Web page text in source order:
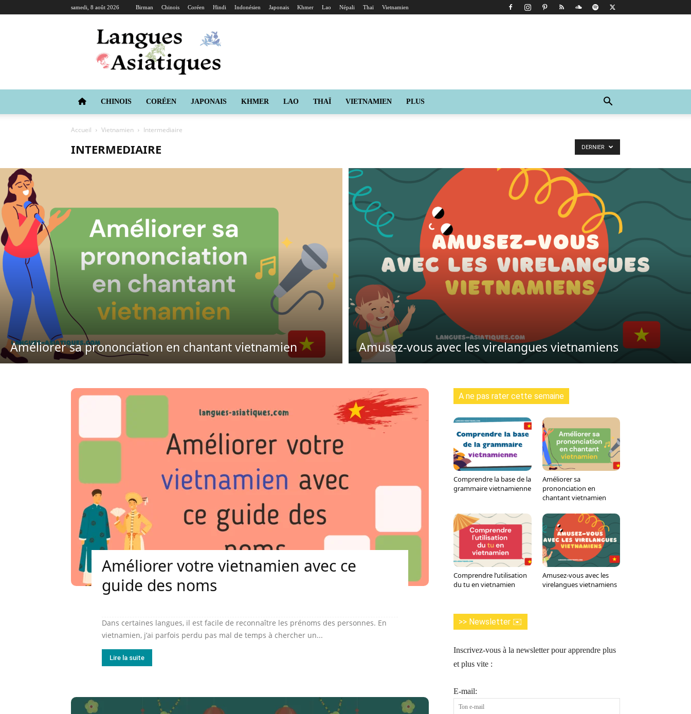
samedi, 8 août 2026 Birman Chinois Coréen Hindi Indonésien Japonais Khmer Lao Népali Thaï Vietnamien
Langues
Asiatiques
CHINOIS CORÉEN JAPONAIS KHMER LAO THAÏ VIETNAMIEN PLUS
Accueil Vietnamien Intermediaire
INTERMEDIAIRE DERNIER
Améliorer sa prononciation en chantant vietnamien Amusez-vous avec les virelangues vietnamiens
Améliorer votre vietnamien avec ce
guide des noms
Dans certaines langues, il est facile de reconnaître les prénoms des personnes. En
vietnamien, j’ai parfois perdu pas mal de temps à chercher un...
Lire la suite
A ne pas rater cette semaine
Comprendre la base de la
grammaire vietnamienne
Améliorer sa
prononciation en
chantant vietnamien
Comprendre l’utilisation
du tu en vietnamien
Amusez-vous avec les
virelangues vietnamiens
>> Newsletter ✉️
Inscrivez-vous à la newsletter pour apprendre plus
et plus vite :
E-mail: